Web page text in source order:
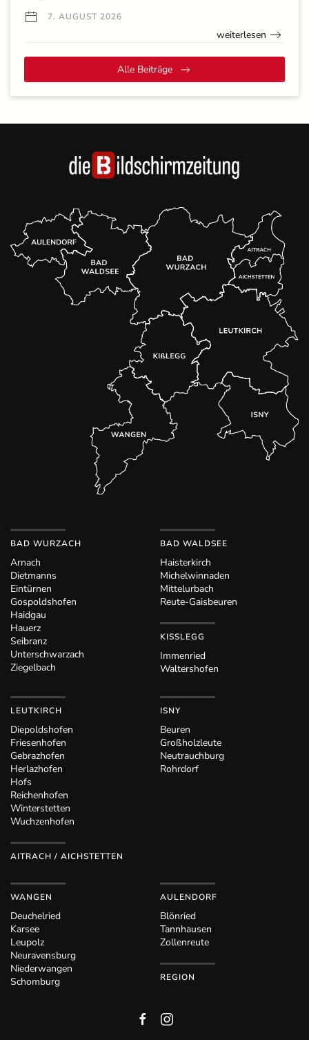
7. AUGUST 2026
weiterlesen
Alle Beiträge
BAD WURZACH
Arnach
Dietmanns
Eintürnen
Gospoldshofen
Haidgau
Hauerz
Seibranz
Unterschwarzach
Ziegelbach
BAD WALDSEE
Haisterkirch
Michelwinnaden
Mittelurbach
Reute-Gaisbeuren
KISSLEGG
Immenried
Waltershofen
LEUTKIRCH
Diepoldshofen
Friesenhofen
Gebrazhofen
Herlazhofen
Hofs
Reichenhofen
Winterstetten
Wuchzenhofen
AITRACH / AICHSTETTEN
ISNY
Beuren
Großholzleute
Neutrauchburg
Rohrdorf
WANGEN
Deuchelried
Karsee
Leupolz
Neuravensburg
Niederwangen
Schomburg
AULENDORF
Blönried
Tannhausen
Zollenreute
REGION